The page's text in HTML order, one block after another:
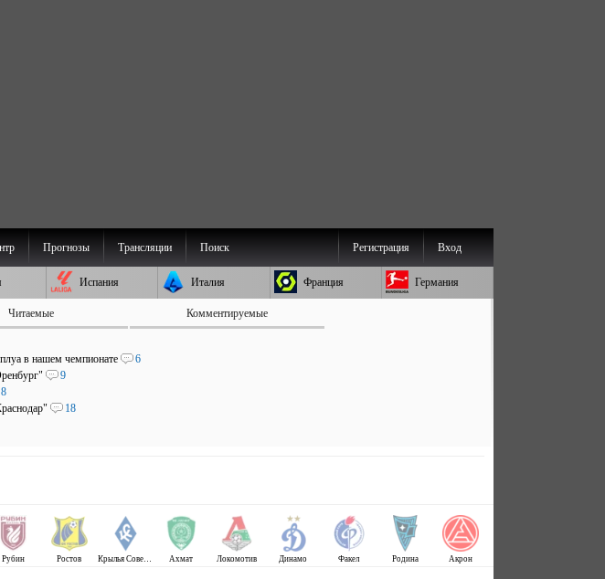
Прогнозы Трансляции Поиск Вход
Регистрация
Испания Италия Франция Германия
Читаемые Комментируемые
в нашем чемпионате
6
9
8
18
Рубин Ростов Крылья Советов Ахмат Локомотив Динамо Факел Родина Акрон